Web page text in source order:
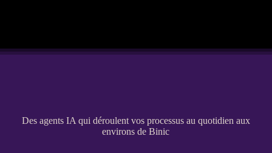
Des agents IA qui déroulent vos processus au quotidien aux
environs de Binic